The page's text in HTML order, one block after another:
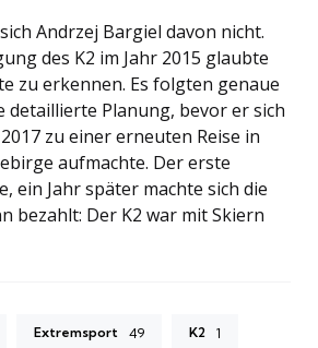
Andrzej Bargiel davon nicht.
des K2 im Jahr 2015 glaubte
zu erkennen. Es folgten genaue
detaillierte Planung, bevor er sich
zu einer erneuten Reise in
aufmachte. Der erste
ein Jahr später machte sich die
bezahlt: Der K2 war mit Skiern
Extremsport 49 K2 1